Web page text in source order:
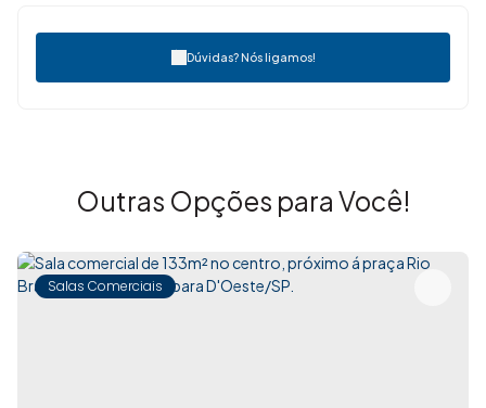
Dúvidas? Nós ligamos!
Outras Opções para Você!
Salas Comerciais